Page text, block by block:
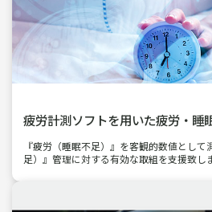
疲労計測ソフトを用いた疲労・睡
『疲労（睡眠不足）』を客観的数値とし
足）』管理に対する有効な取組を支援致しま